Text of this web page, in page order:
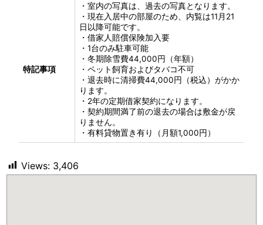
特記事項
・室内の写真は、過去の写真となります。
・現在入居中の部屋のため、内覧は11月21
日以降可能です。
・借家人賠償保険加入要
・1台のみ駐車可能
・冬期除雪費44,000円（年額）
・ペット飼育およびタバコ不可
・退去時に清掃費44,000円（税込）がかか
ります。
・2年の定期借家契約になります。
・契約期間満了前の退去の場合は敷金が戻
りません。
・有料貸物置き有り（月額1,000円）
Views: 3,406